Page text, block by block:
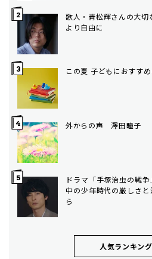
歌人・青松輝さんの大
より自由に
この夏 子どもにおすす
外からの声 澤田瞳子
ドラマ「手塚治虫の戦
中の少年時代の厳しさ
ら
人気ランキン